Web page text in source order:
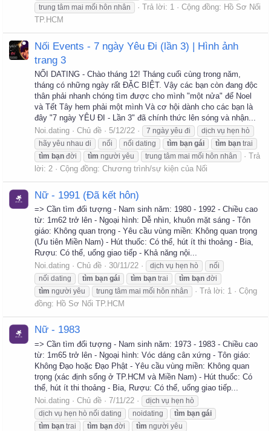
trung tâm mai mối hôn nhân
Trả lời: 1 Cộng đồng: Hồ Sơ Nối
TP.HCM
Nối Events - 7 ngày Yêu Đi (lần 3) | Hình ảnh
trang 3
NỐI DATING - Chào tháng 12! Tháng cuối cùng trong năm,
tháng có những ngày rất ĐẶC BIỆT. Vậy các bạn còn đang độc
thân phải nhanh chóng tìm được cho mình "một nửa" để Noel
và Tết Tây hem phải một mình Và cơ hội dành cho các bạn là
đây "7 ngày YÊU ĐI - Lần 3" đã chính thức lên sóng và nhận...
Noi.dating
Chủ đề 5/12/22 7 ngày yêu đi
dịch vụ hẹn hò
hãy yêu nhau di
nối nối dating tìm bạn gái tìm bạn trai
tìm bạn đời tìm người yêu trung tâm mai mối hôn nhân
Trả
lời: 2
Cộng đồng: Chương trình/sự kiện của Nối
Nữ - 1991 (Đã kết hôn)
=> Cần tìm đối tượng - Nam sinh năm: 1980 - 1992 - Chiều cao
từ: 1m62 trở lên - Ngoại hình: Dễ nhìn, khuôn mặt sáng - Tôn
giáo: Không quan trọng - Yêu cầu vùng miền: Không quan trọng
(Ưu tiên Miền Nam) - Hút thuốc: Có thể, hút ít thi thoảng - Bia,
Rượu: Có thể, uống giao tiếp - Khả năng nội...
Noi.dating
Chủ đề 30/11/22 dịch vụ hẹn hò
nối
nối dating
tìm bạn gái tìm bạn trai tìm bạn đời
tìm người yêu trung tâm mai mối hôn nhân Trả lời: 1
Cộng
đồng: Hồ Sơ Nối TP.HCM
Nữ - 1983
=> Cần tìm đối tượng - Nam sinh năm: 1973 - 1983 - Chiều cao
từ: 1m65 trở lên - Ngoại hình: Vóc dáng cân xứng - Tôn giáo:
Không Đạo hoặc Đạo Phật - Yêu cầu vùng miền: Không quan
trọng (xác định sống ở TP.HCM và Miền Nam) - Hút thuốc: Có
thể, hút ít thi thoảng - Bia, Rượu: Có thể, uống giao tiếp...
Noi.dating
Chủ đề 7/11/22
dịch vụ hẹn hò
dịch vụ hẹn hò nối dating
noidating tìm bạn gái
tìm bạn trai tìm bạn đời tìm người yêu